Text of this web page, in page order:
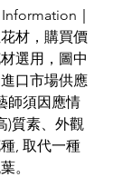
｜
材，購買價
選用，圖中
口市場供應
師須因應情
)質素、外觀
, 取代一種
。